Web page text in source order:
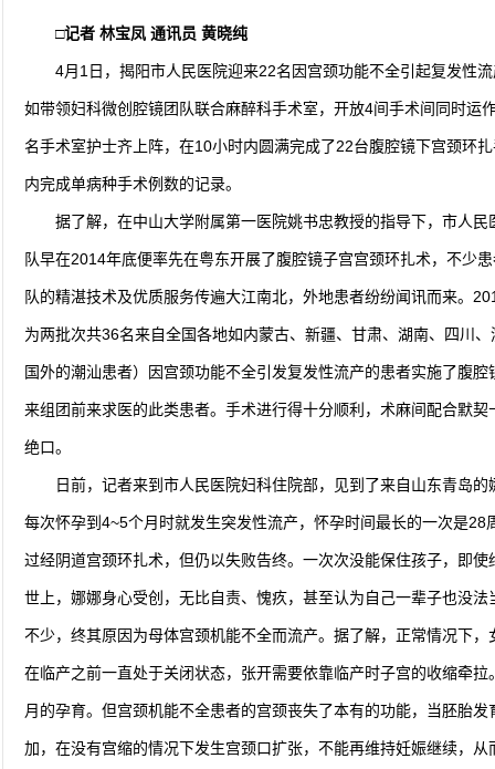
□记者 林宝凤 通讯员 黄晓纯
4月1日，揭阳市人民医院迎来22名因宫颈功能不全引起复发性
如带领妇科微创腔镜团队联合麻醉科手术室，开放4间手术间同时运
名手术室护士齐上阵，在10小时内圆满完成了22台腹腔镜下宫颈环
内完成单病种手术例数的记录。
据了解，在中山大学附属第一医院姚书忠教授的指导下，市人
队早在2014年底便率先在粤东开展了腹腔镜子宫宫颈环扎术，不少
队的精湛技术及优质服务传遍大江南北，外地患者纷纷闻讯而来。
为两批次共36名来自全国各地如内蒙古、新疆、甘肃、湖南、四川
国外的潮汕患者）因宫颈功能不全引发复发性流产的患者实施了腹
来组团前来求医的此类患者。手术进行得十分顺利，术麻间配合默
绝口。
日前，记者来到市人民医院妇科住院部，见到了来自山东青岛
每次怀孕到4~5个月时就发生突发性流产，怀孕时间最长的一次是
过经阴道宫颈环扎术，但仍以失败告终。一次次没能保住孩子，即
世上，娜娜身心受创，无比自责、愧疚，甚至认为自己一辈子也没
不少，终其原因为母体宫颈机能不全而流产。据了解，正常情况下
在临产之前一直处于关闭状态，张开需要依靠临产时子宫的收缩牵
月的孕育。但宫颈机能不全患者的宫颈丧失了本有的功能，当胚胎
加，在没有宫缩的情况下发生宫颈口扩张，不能再维持妊娠继续，